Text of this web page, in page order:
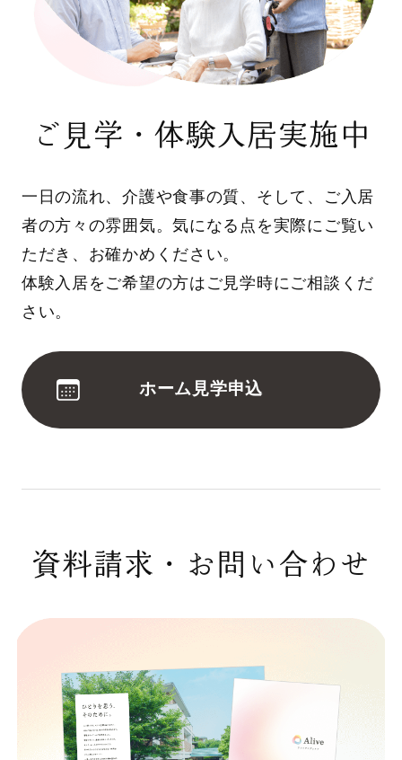
ご見学・体験入居実施中
一日の流れ、介護や食事の質、そして、ご入居
者の方々の雰囲気。気になる点を実際にご覧い
ただき、お確かめください。
体験入居をご希望の方はご見学時にご相談くだ
さい。
ホーム見学申込
資料請求・お問い合わせ